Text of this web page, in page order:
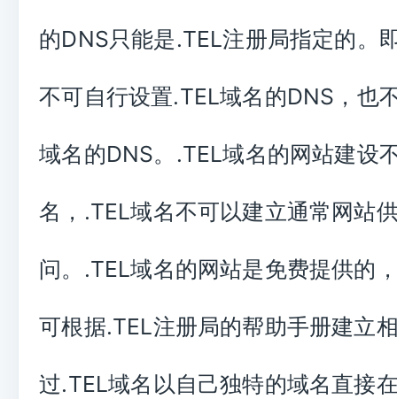
的DNS只能是.TEL注册局指定的。
不可自行设置.TEL域名的DNS ，也
域名的DNS。 .TEL域名的网站建设
名， .TEL域名不可以建立通常网站
问。 .TEL域名的网站是免费提供的
可根据.TEL注册局的帮助手册建立
过.TEL域名以自己独特的域名直接